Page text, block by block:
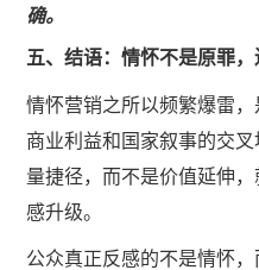
确。
五、结语：情怀不是原罪
情怀营销之所以频繁爆雷，
商业利益和国家叙事的交
量捷径，而不是价值延伸
感升级。
公众真正反感的不是情怀，